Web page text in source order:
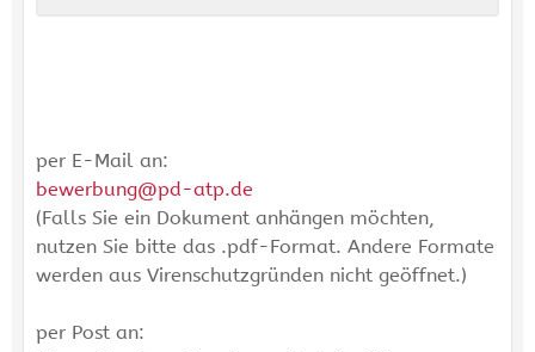
per E-Mail an:
bewerbung@pd-atp.de
(Falls Sie ein Dokument anhängen möchten,
nutzen Sie bitte das .pdf-Format. Andere Formate
werden aus Virenschutzgründen nicht geöffnet.)
per Post an: